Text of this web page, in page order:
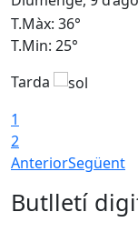
T.Màx: 36°
T.Min: 25°
Tarda
1
2
AnteriorSegüent
Butlletí